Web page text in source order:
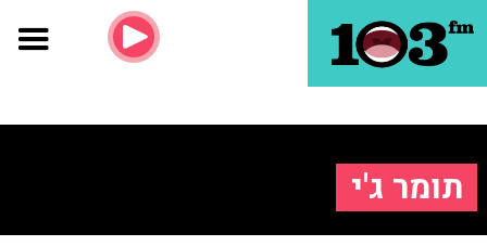
תומר ג'י